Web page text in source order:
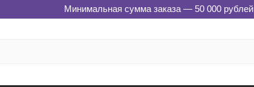
Минимальная сумма заказа — 50 000 рублей